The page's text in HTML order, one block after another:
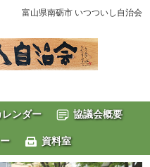
富山県南砺市 いつついし自治会
レンダー 協議会概要
資料室